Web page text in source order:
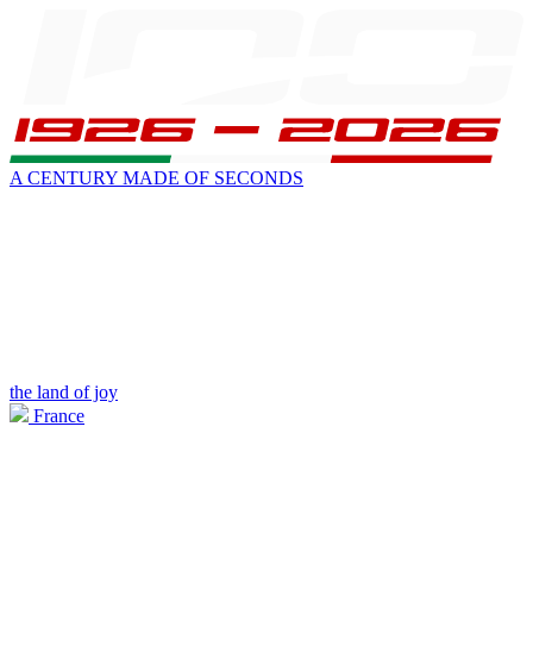
A CENTURY MADE OF SECONDS
the land of joy
France